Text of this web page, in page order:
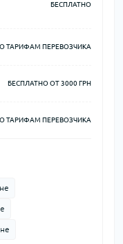
БЕСПЛАТНО
ТАРИФАМ ПЕРЕВОЗЧИКА
БЕСПЛАТНО ОТ 3000 ГРН
ТАРИФАМ ПЕРЕВОЗЧИКА